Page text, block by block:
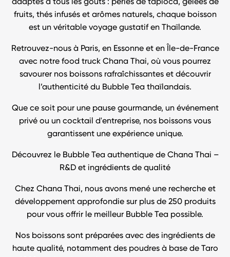
adaptés à tous les goûts : perles de tapioca, gelées de
fruits, thés infusés et arômes naturels, chaque boisson
est un véritable voyage gustatif en Thaïlande.
Retrouvez-nous à Paris, en Essonne et en Île-de-France
avec notre food truck Chana Thai, où vous pourrez
savourer nos boissons rafraîchissantes et découvrir
l’authenticité du Bubble Tea thaïlandais.
Que ce soit pour une pause gourmande, un événement
privé ou un cocktail d'entreprise, nos boissons vous
garantissent une expérience unique.
Découvrez le Bubble Tea authentique de Chana Thai –
R&D et ingrédients de qualité
Chez Chana Thai, nous avons mené une recherche et
développement approfondie sur plus de 250 produits
pour vous offrir le meilleur Bubble Tea possible.
Nos boissons sont préparées avec des ingrédients de
haute qualité, notamment des poudres à base de Taro